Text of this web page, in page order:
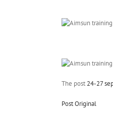
The post 24-27
Post Original